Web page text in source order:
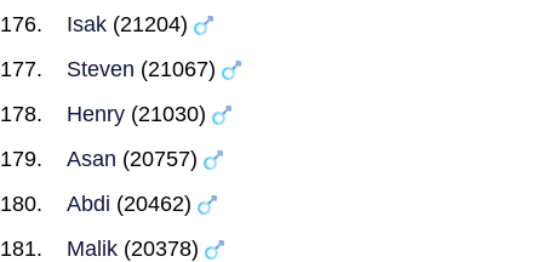
Isak (21204)
Steven (21067)
Henry (21030)
Asan (20757)
Abdi (20462)
Malik (20378)